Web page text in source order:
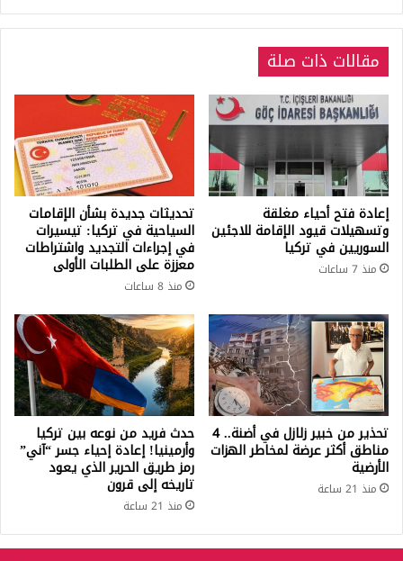
مقالات ذات صلة
إعادة فتح أحياء مغلقة
وتسهيلات قيود الإقامة للاجئين
السوريين في تركيا
منذ 7 ساعات
تحديثات جديدة بشأن الإقامات
السياحية في تركيا: تيسيرات
في إجراءات التجديد واشتراطات
معززة على الطلبات الأولى
منذ 8 ساعات
تحذير من خبير زلازل في أضنة.. 4
مناطق أكثر عرضة لمخاطر الهزات
الأرضية
منذ 21 ساعة
حدث فريد من نوعه بين تركيا
وأرمينيا! إعادة إحياء جسر “آني”
رمز طريق الحرير الذي يعود
تاريخه إلى قرون
منذ 21 ساعة